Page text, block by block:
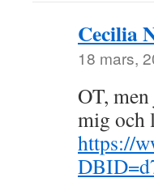
Cecilia
18 mars,
OT,
mig och
https://